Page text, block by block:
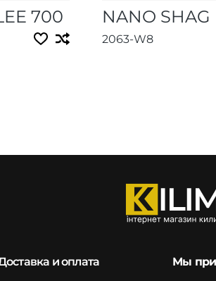
700 NANO SHAG
2063-W8
и оплата Мы